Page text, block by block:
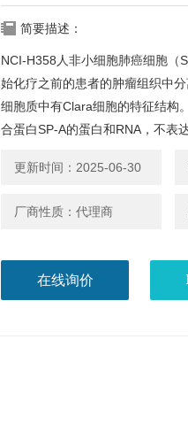
简要描述：
NCI-H358人非小细胞肺癌细胞（
始化疗之前的患者的肿瘤组织中
细胞质中有Clara细胞的特征结构
合蛋白SP-A的蛋白和RNA，不表
更新时间：2025-06-30
厂商性质：代理商
在线询价